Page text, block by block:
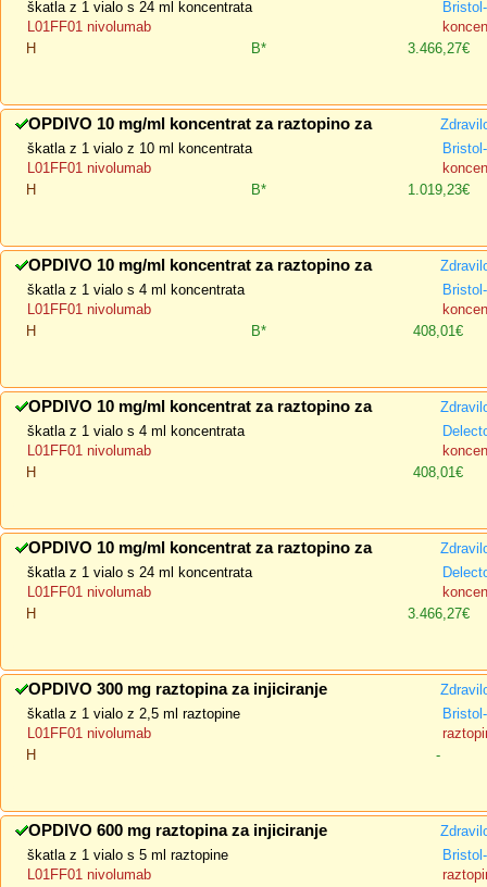
škatla z 1 vialo s 24 ml koncentrata
L01FF01 nivolumab
H
B* 3.466,27€
OPDIVO 10 mg/ml koncentrat za raztopino za
škatla z 1 vialo z 10 ml koncentrata
L01FF01 nivolumab
H
B* 1.019,23€
OPDIVO 10 mg/ml koncentrat za raztopino za
škatla z 1 vialo s 4 ml koncentrata
L01FF01 nivolumab
H
B* 408,01€
OPDIVO 10 mg/ml koncentrat za raztopino za
škatla z 1 vialo s 4 ml koncentrata
L01FF01 nivolumab
H
408,01€
OPDIVO 10 mg/ml koncentrat za raztopino za
škatla z 1 vialo s 24 ml koncentrata
L01FF01 nivolumab
H
3.466,27€
OPDIVO 300 mg raztopina za injiciranje
škatla z 1 vialo z 2,5 ml raztopine
L01FF01 nivolumab
H
-
OPDIVO 600 mg raztopina za injiciranje
škatla z 1 vialo s 5 ml raztopine
L01FF01 nivolumab